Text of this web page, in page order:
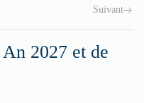
Suivant
2027 et de